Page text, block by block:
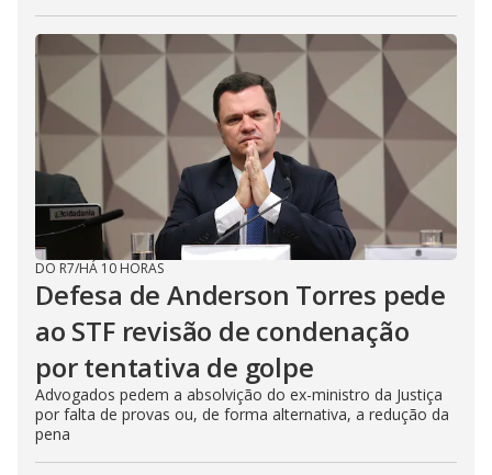
DO R7/HÁ 10 HORAS
Defesa de Anderson Torres pede
ao STF revisão de condenação
por tentativa de golpe
Advogados pedem a absolvição do ex-ministro da Justiça
por falta de provas ou, de forma alternativa, a redução da
pena